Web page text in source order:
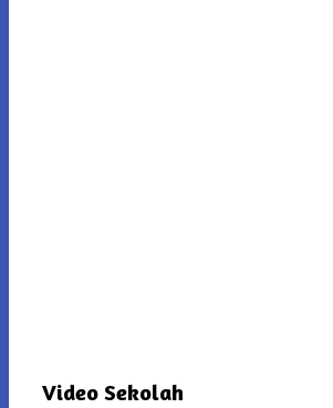
Video Sekolah